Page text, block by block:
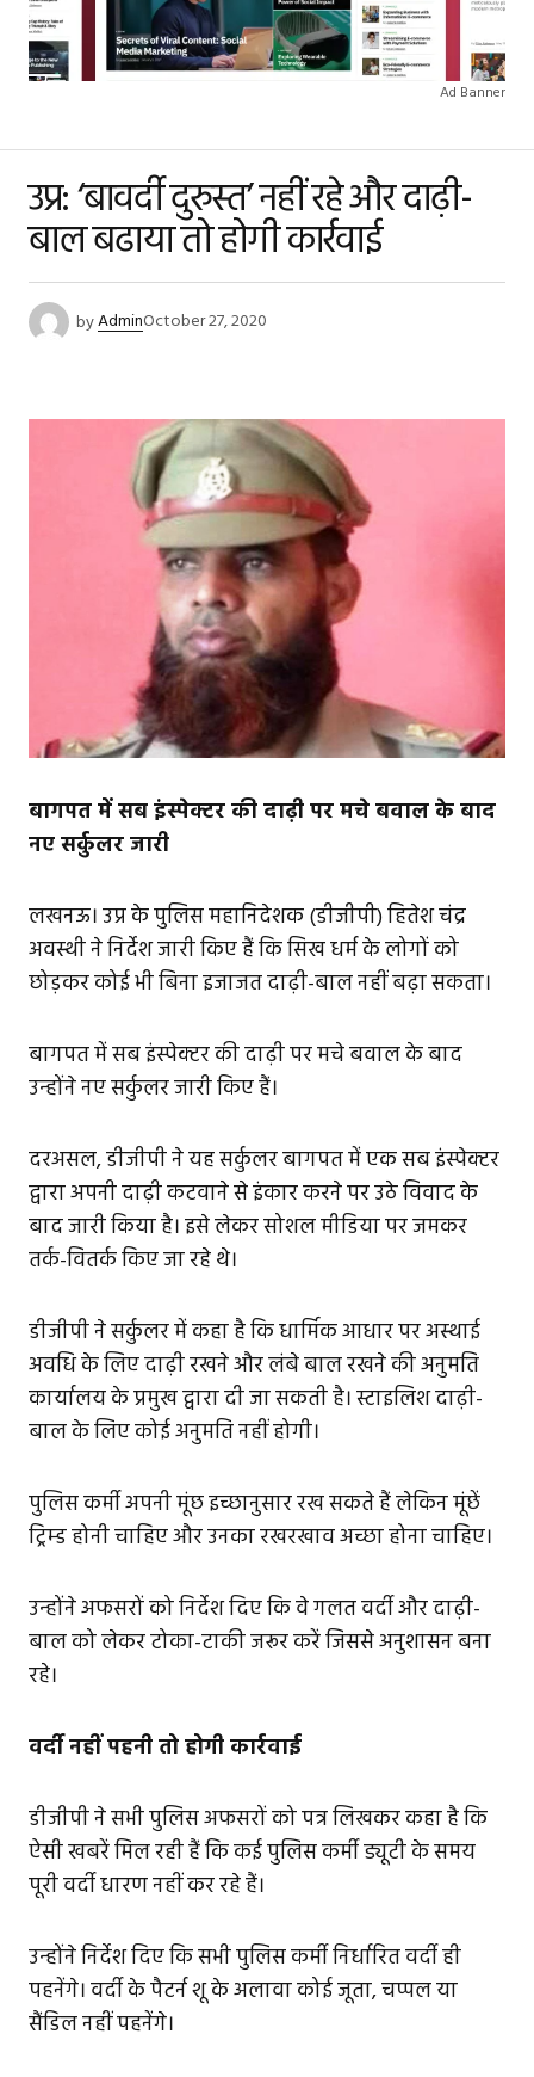
Ad Banner
उप्र: ‘बावर्दी दुरुस्त’ नहीं रहे और दाढ़ी-
बाल बढाया तो होगी कार्रवाई
byAdminOctober 27, 2020
बागपत में सब इंस्पेक्टर की दाढ़ी पर मचे बवाल के बाद
नए सर्कुलर जारी
लखनऊ। उप्र के पुलिस महानिदेशक (डीजीपी) हितेश चंद्र
अवस्थी ने निर्देश जारी किए हैं कि सिख धर्म के लोगों को
छोड़कर कोई भी बिना इजाजत दाढ़ी-बाल नहीं बढ़ा सकता।
बागपत में सब इंस्पेक्टर की दाढ़ी पर मचे बवाल के बाद
उन्होंने नए सर्कुलर जारी किए हैं।
दरअसल, डीजीपी ने यह सर्कुलर बागपत में एक सब इंस्पेक्टर
द्वारा अपनी दाढ़ी कटवाने से इंकार करने पर उठे विवाद के
बाद जारी किया है। इसे लेकर सोशल मीडिया पर जमकर
तर्क-वितर्क किए जा रहे थे।
डीजीपी ने सर्कुलर में कहा है कि धार्मिक आधार पर अस्थाई
अवधि के लिए दाढ़ी रखने और लंबे बाल रखने की अनुमति
कार्यालय के प्रमुख द्वारा दी जा सकती है। स्टाइलिश दाढ़ी-
बाल के लिए कोई अनुमति नहीं होगी।
पुलिस कर्मी अपनी मूंछ इच्छानुसार रख सकते हैं लेकिन मूंछें
ट्रिम्ड होनी चाहिए और उनका रखरखाव अच्छा होना चाहिए।
उन्होंने अफसरों को निर्देश दिए कि वे गलत वर्दी और दाढ़ी-
बाल को लेकर टोका-टाकी जरूर करें जिससे अनुशासन बना
रहे।
वर्दी नहीं पहनी तो होगी कार्रवाई
डीजीपी ने सभी पुलिस अफसरों को पत्र लिखकर कहा है कि
ऐसी खबरें मिल रही हैं कि कई पुलिस कर्मी ड्यूटी के समय
पूरी वर्दी धारण नहीं कर रहे हैं।
उन्होंने निर्देश दिए कि सभी पुलिस कर्मी निर्धारित वर्दी ही
पहनेंगे। वर्दी के पैटर्न शू के अलावा कोई जूता, चप्पल या
सैंडिल नहीं पहनेंगे।